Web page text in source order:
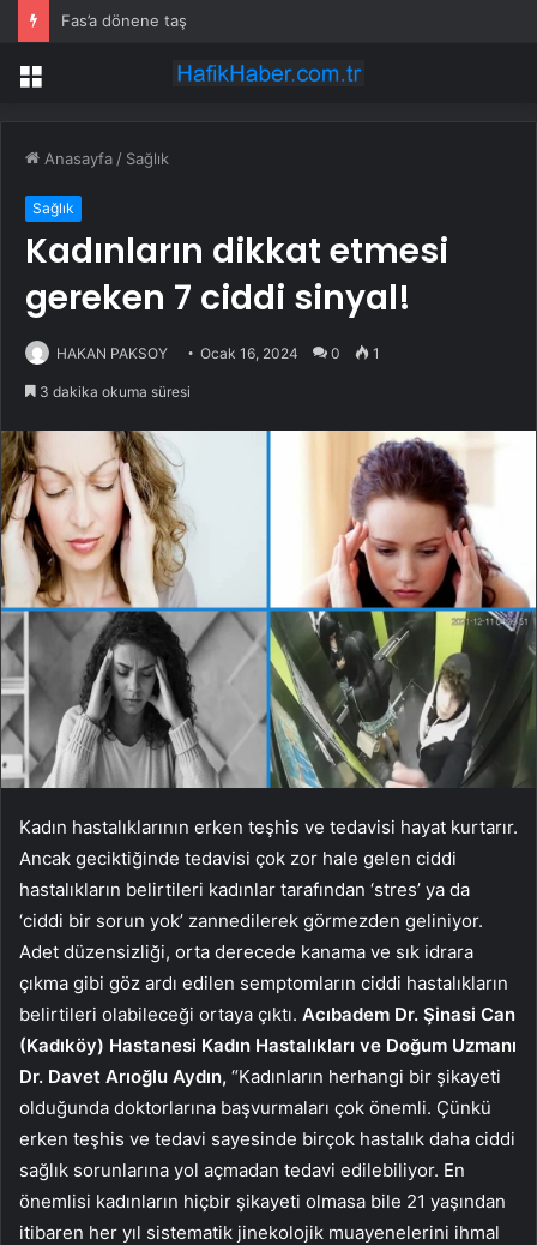
Menü
Anasayfa / Sağlık
Sağlık
Kadınların dikkat etmesi
gereken 7 ciddi sinyal!
HAKAN PAKSOY Ocak 16, 2024 0 1
3 dakika okuma süresi
Kadın hastalıklarının erken teşhis ve tedavisi hayat kurtarır.
Ancak geciktiğinde tedavisi çok zor hale gelen ciddi
hastalıkların belirtileri kadınlar tarafından ‘stres’ ya da
‘ciddi bir sorun yok’ zannedilerek görmezden geliniyor.
Adet düzensizliği, orta derecede kanama ve sık idrara
çıkma gibi göz ardı edilen semptomların ciddi hastalıkların
belirtileri olabileceği ortaya çıktı. Acıbadem Dr. Şinasi Can
(Kadıköy) Hastanesi Kadın Hastalıkları ve Doğum Uzmanı
Dr. Davet Arıoğlu Aydın, “Kadınların herhangi bir şikayeti
olduğunda doktorlarına başvurmaları çok önemli. Çünkü
erken teşhis ve tedavi sayesinde birçok hastalık daha ciddi
sağlık sorunlarına yol açmadan tedavi edilebiliyor. En
önemlisi kadınların hiçbir şikayeti olmasa bile 21 yaşından
itibaren her yıl sistematik jinekolojik muayenelerini ihmal